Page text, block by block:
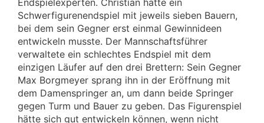
Endspielexperten. Christian hatte ein
Schwerfigurenendspiel mit jeweils sieben Bauern,
bei dem sein Gegner erst einmal Gewinnideen
entwickeln musste. Der Mannschaftsführer
verwaltete ein schlechtes Endspiel mit dem
einzigen Läufer auf den drei Brettern: Sein Gegner
Max Borgmeyer sprang ihn in der Eröffnung mit
dem Damenspringer an, um dann beide Springer
gegen Turm und Bauer zu geben. Das Figurenspiel
hätte sich gut entwickeln können, wenn nicht